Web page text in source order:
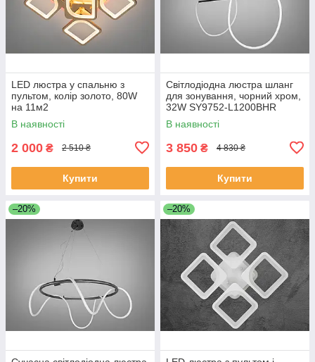
LED люстра у спальню з
пультом, колір золото, 80W
на 11м2
В наявності
2 000 ₴ 2 510 ₴
Купити
Світлодіодна люстра шланг
для зонування, чорний хром,
32W SY9752-L1200BHR
В наявності
3 850 ₴ 4 830 ₴
Купити
–20% –20%